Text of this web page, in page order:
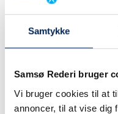
Samtykke
Samsø Rederi bruger
Vi bruger cookies til at
annoncer, til at vise dig
Ny
Aarhus og